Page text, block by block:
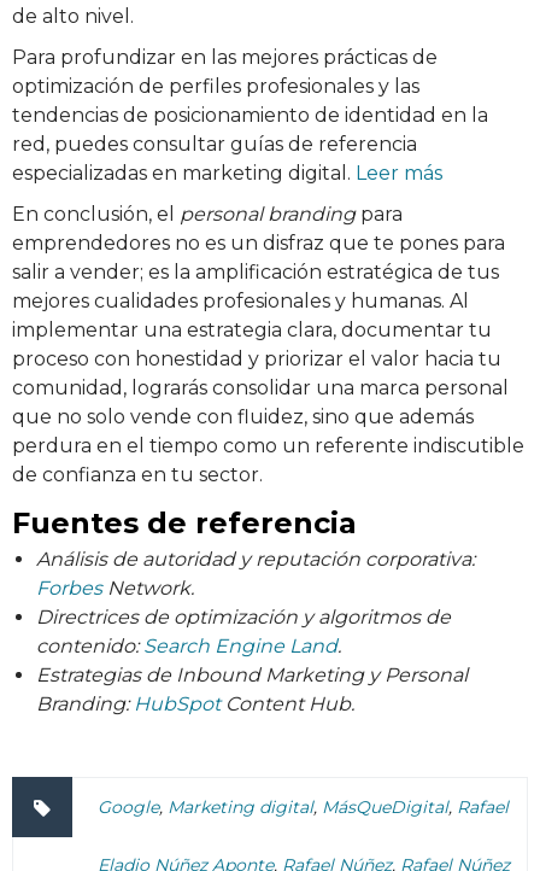
de alto nivel.
Para profundizar en las mejores prácticas de
optimización de perfiles profesionales y las
tendencias de posicionamiento de identidad en la
red, puedes consultar guías de referencia
especializadas en marketing digital. Leer más
En conclusión, el
personal brandingpara
emprendedores no es un disfraz que te pones para
salir a vender; es la amplificación estratégica de tus
mejores cualidades profesionales y humanas. Al
implementar una estrategia clara, documentar tu
proceso con honestidad y priorizar el valor hacia tu
comunidad, lograrás consolidar una marca personal
que no solo vende con fluidez, sino que además
perdura en el tiempo como un referente indiscutible
de confianza en tu sector.
Fuentes de referencia
Análisis de autoridad y reputación corporativa:
ForbesNetwork.
Directrices de optimización y algoritmos de
contenido:Search Engine Land.
Estrategias de Inbound Marketing y Personal
Branding: HubSpotContent Hub.
Google, Marketing digital, MásQueDigital, Rafael
Eladio Núñez Aponte, Rafael Núñez, Rafael Núñez